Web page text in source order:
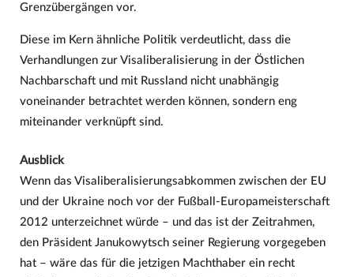
Grenzübergängen vor.
Diese im Kern ähnliche Politik verdeutlicht, dass die
Verhandlungen zur Visaliberalisierung in der Östlichen
Nachbarschaft und mit Russland nicht unabhängig
voneinander betrachtet werden können, sondern eng
miteinander verknüpft sind.
Ausblick
Wenn das Visaliberalisierungsabkommen zwischen der EU
und der Ukraine noch vor der Fußball-Europameisterschaft
2012 unterzeichnet würde – und das ist der Zeitrahmen,
den Präsident Janukowytsch seiner Regierung vorgegeben
hat – wäre das für die jetzigen Machthaber ein recht